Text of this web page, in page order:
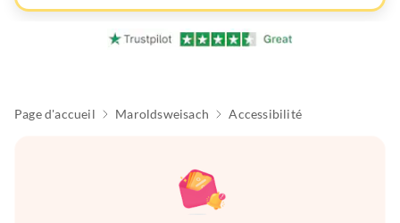
Page d'accueil Maroldsweisach Accessibilité